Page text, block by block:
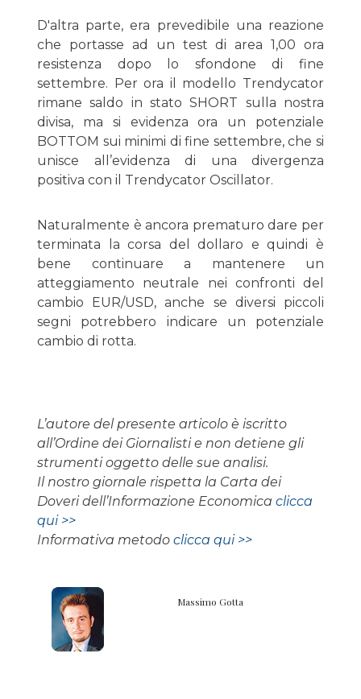
D'altra parte, era prevedibile una reazione
che portasse ad un test di area 1,00 ora
resistenza dopo lo sfondone di fine
settembre. Per ora il modello Trendycator
rimane saldo in stato SHORT sulla nostra
divisa, ma si evidenza ora un potenziale
BOTTOM sui minimi di fine settembre, che si
unisce all’evidenza di una divergenza
positiva con il Trendycator Oscillator.
Naturalmente è ancora prematuro dare per
terminata la corsa del dollaro e quindi è
bene continuare a mantenere un
atteggiamento neutrale nei confronti del
cambio EUR/USD, anche se diversi piccoli
segni potrebbero indicare un potenziale
cambio di rotta.
L’autore del presente articolo è iscritto
all’Ordine dei Giornalisti e non detiene gli
strumenti oggetto delle sue analisi.
Il nostro giornale rispetta la Carta dei
Doveri dell’Informazione Economica clicca
qui >>
Informativa metodo clicca qui >>
Massimo Gotta